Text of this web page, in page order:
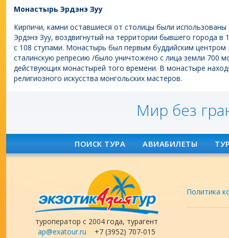
Монастырь Эрдэнэ Зуу
Кирпичи, камни оставшиеся от столицы были
Эрдэнэ Зуу, воздвигнутый на территории бывшего города в
с 108 ступами. Монастырь был первым буддийским
сталинскую репресию /было уничтожено с лица земли 700
действующих монастырей того времени. В монастыре
религиозного искусства монгольских мастеров.
Мир без
ПОИСК ТУРА АВИАБИЛЕТЫ
туроператор с 2004 года, турагент
ap@exatour.ru +7 (3952) 707-015
Политика